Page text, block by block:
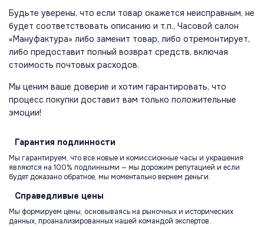
Будьте уверены, что если товар окажется неисправным, не
будет соответствовать описанию и т.п., Часовой салон
«Мануфактура» либо заменит товар, либо отремонтирует,
либо предоставит полный возврат средств, включая
стоимость почтовых расходов.
Мы ценим ваше доверие и хотим гарантировать, что
процесс покупки доставит вам только положительные
эмоции!
Гарантия подлинности
Мы гарантируем, что все новые и комиссионные часы и украшения
являются на 100% подлинными — мы дорожим репутацией и если
будет доказано обратное, мы моментально вернем деньги.
Справедливые цены
Мы формируем цены, основываясь на рыночных и исторических
данных, проанализированных нашей командой экспертов.